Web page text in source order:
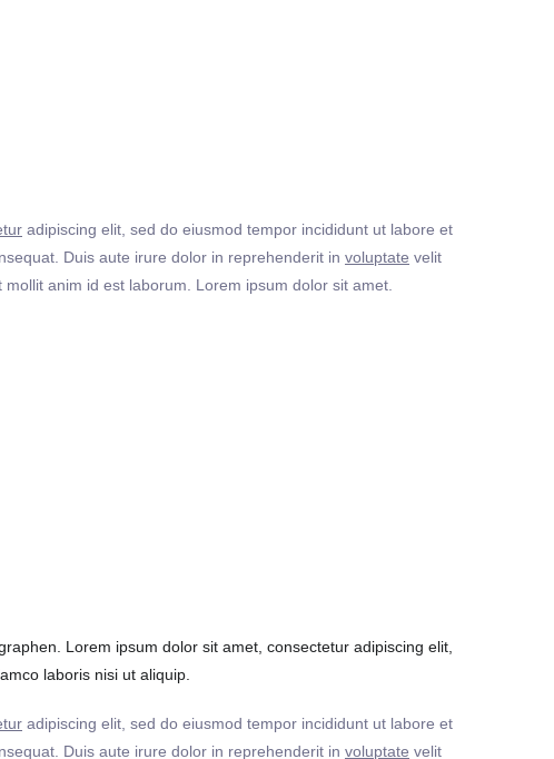
adipiscing elit, sed do eiusmod tempor incididunt ut labore et
Duis aute irure dolor in reprehenderit in voluptate velit
anim id est laborum. Lorem ipsum dolor sit amet.
Lorem ipsum dolor sit amet, consectetur adipiscing elit,
laboris nisi ut aliquip.
adipiscing elit, sed do eiusmod tempor incididunt ut labore et
Duis aute irure dolor in reprehenderit in voluptate velit